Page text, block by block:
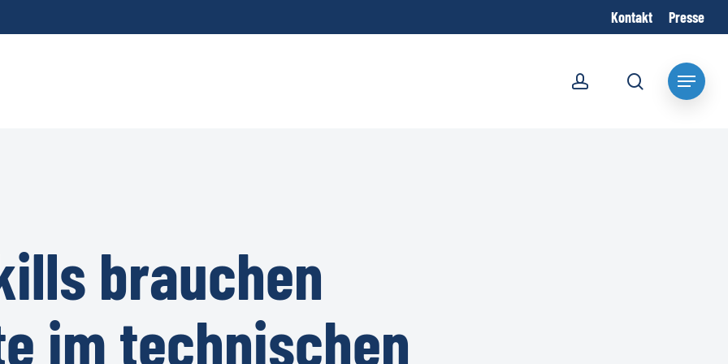
Kontakt Presse
Menu
search
brauchen
im technischen